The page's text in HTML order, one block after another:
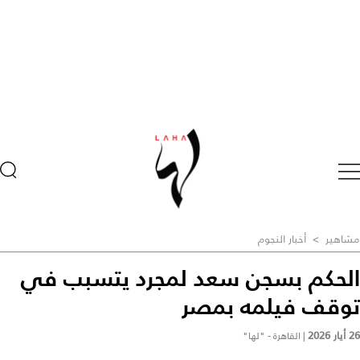
مشاهير > أخبار النجوم
الحكم بسجن سعد لمجرد يتسبب في
توقف فيلمه بمصر
26 أيار 2026 | القاهرة - "لها"